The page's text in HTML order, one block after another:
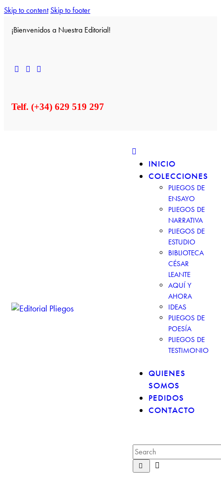
Skip to content Skip to footer
¡Bienvenidos a Nuestra Editorial!
Telf. (+34) 629 519 297
INICIO
COLECCIONES
PLIEGOS DE
ENSAYO
PLIEGOS DE
NARRATIVA
PLIEGOS DE
ESTUDIO
BIBLIOTECA
CÉSAR
LEANTE
AQUÍ Y
AHORA
IDEAS
PLIEGOS DE
POESÍA
PLIEGOS DE
TESTIMONIO
QUIENES
SOMOS
PEDIDOS
CONTACTO